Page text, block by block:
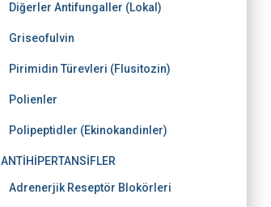
Diğerler Antifungaller (Lokal)
Griseofulvin
Pirimidin Türevleri (Flusitozin)
Polienler
Polipeptidler (Ekinokandinler)
ANTİHİPERTANSİFLER
Adrenerjik Reseptör Blokörleri